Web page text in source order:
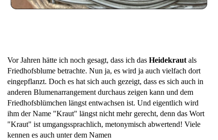
Vor Jahren hätte ich noch gesagt, dass ich das Heidekraut als
Friedhofsblume betrachte. Nun ja, es wird ja auch vielfach dort
eingepflanzt. Doch es hat sich auch gezeigt, dass es sich auch in
anderen Blumenarrangement durchaus zeigen kann und dem
Friedhofsblümchen längst entwachsen ist. Und eigentlich wird
ihm der Name "Kraut" längst nicht mehr gerecht, denn das Wort
"Kraut" ist umgangssprachlich, metonymisch abwertend! Viele
kennen es auch unter dem Namen